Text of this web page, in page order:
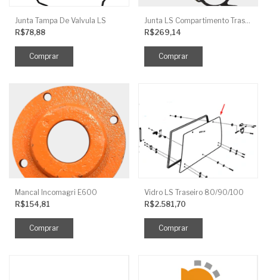
Junta Tampa De Valvula LS
R$78,88
Junta LS Compartimento Traseiro EGQ155
R$269,14
Mancal Incomagri E600
R$154,81
Vidro LS Traseiro 80/90/100
R$2.581,70